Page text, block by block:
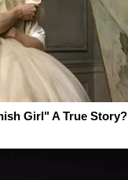
Girl" A True Story?